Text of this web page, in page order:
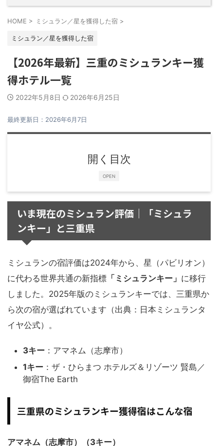
HOME > ミシュラン／星を獲得した宿 >
ミシュラン／星を獲得した宿
【2026年最新】三重のミシュランキー獲
得ホテル一覧
2022年5月8日 2026年6月25日
最終更新日：2026年6月7日
OPEN
開く目次
いま現在のミシュラン評価｜「ミシュラ
ンキー」と三重県
ミシュランの宿評価は2024年から、星（パビリオン）
に代わる世界共通の新指標 「ミシュランキー」 に移行
しました。2025年版のミシュランキーでは、三重県か
ら次の宿が選ばれています（出典：日本ミシュランタ
イヤ公式）。
3キー ：アマネム（志摩市）
1キー ：ザ・ひらまつ ホテルズ＆リゾーツ 賢島／
御宿The Earth
三重県のミシュランキー獲得宿はこんな宿
アマネム（志摩市）（3キー）